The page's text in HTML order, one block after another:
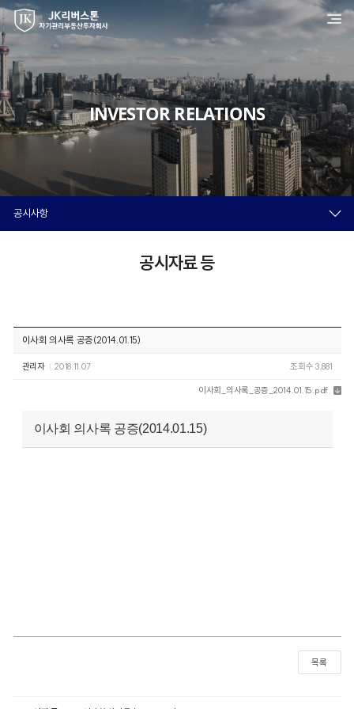
INVESTOR RELATIONS
공시사항
공시자료 등
이사회 의사록 공증(2014.01.15)
관리자 2018.11.07 조회수 3,881
이사회_의사록_공증_2014.01.15.pdf
이사회 의사록 공증(2014.01.15)
목록